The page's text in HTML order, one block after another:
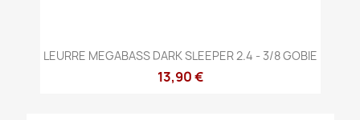
LEURRE MEGABASS DARK SLEEPER 2.4 - 3/8 GOBIE
13,90 €